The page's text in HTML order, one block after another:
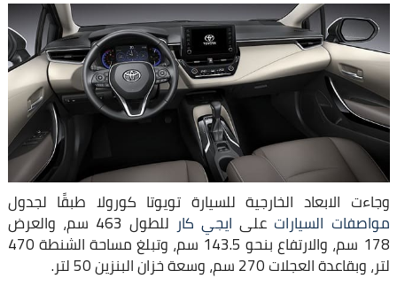
وجاءت الابعاد الخارجية للسيارة تويوتا كورولا طبقًا لجدول
مواصفات السيارات على ايجي كار للطول 463 سم، والعرض
178 سم، والارتفاع بنحو 143.5 سم، وتبلغ مساحة الشنطة 470
لتر، وبقاعدة العجلات 270 سم، وسعة خزان البنزين 50 لتر.